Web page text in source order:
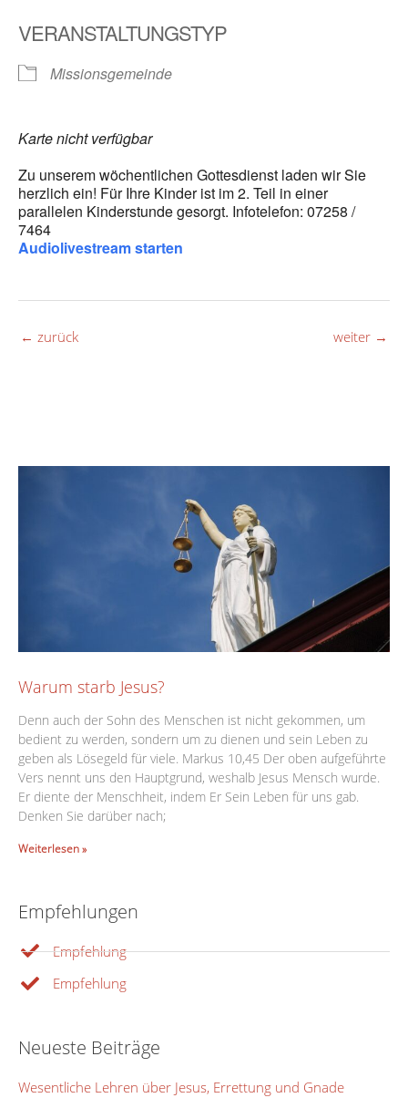
VERANSTALTUNGSTYP
Missionsgemeinde
Karte nicht verfügbar
Zu unserem wöchentlichen Gottesdienst laden wir Sie
herzlich ein! Für Ihre Kinder ist im 2. Teil in einer
parallelen Kinderstunde gesorgt. Infotelefon: 07258 /
7464
Audiolivestream starten
← zurück weiter →
Warum starb Jesus?
Denn auch der Sohn des Menschen ist nicht gekommen, um
bedient zu werden, sondern um zu dienen und sein Leben zu
geben als Lösegeld für viele. Markus 10,45 Der oben aufgeführte
Vers nennt uns den Hauptgrund, weshalb Jesus Mensch wurde.
Er diente der Menschheit, indem Er Sein Leben für uns gab.
Denken Sie darüber nach;
Weiterlesen »
Empfehlungen
Empfehlung
Empfehlung
Neueste Beiträge
Wesentliche Lehren über Jesus, Errettung und Gnade